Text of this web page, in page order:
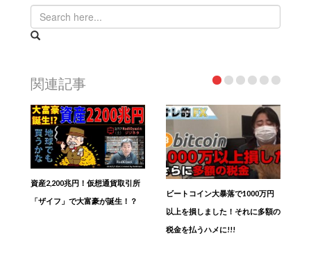
関連記事
資産2,200兆円！仮想通貨取引所
「ザイフ」で大富豪が誕生！？
ビートコイン大暴落で1000万円
以上を損しました！それに多額の
税金を払うハメに!!!